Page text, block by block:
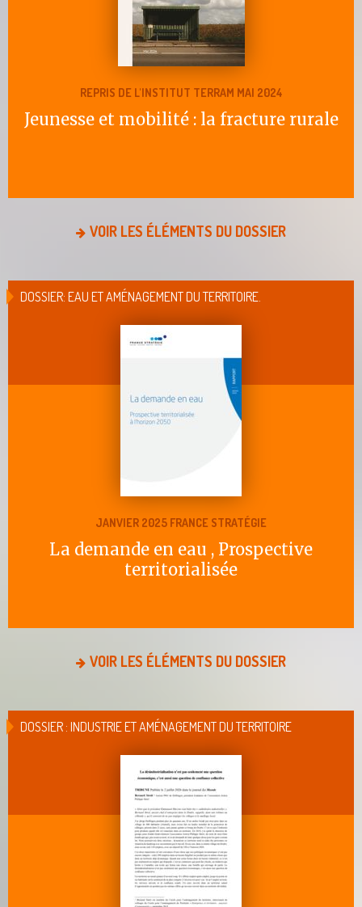
REPRIS DE L'INSTITUT TERRAM MAI 2024
Jeunesse et mobilité : la fracture rurale
VOIR LES ÉLÉMENTS DU DOSSIER
DOSSIER: EAU ET AMÉNAGEMENT DU TERRITOIRE.
JANVIER 2025 FRANCE STRATÉGIE
La demande en eau , Prospective
territorialisée
VOIR LES ÉLÉMENTS DU DOSSIER
DOSSIER : INDUSTRIE ET AMÉNAGEMENT DU TERRITOIRE